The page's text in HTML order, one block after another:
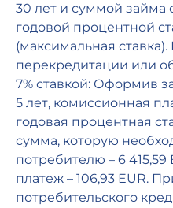
30 лет и суммой займа
годовой процентной
(максимальная
перекредитации или
7% ставкой: Оформив
5 лет, комиссионная
годовая процентная
сумма, которую
потребителю – 6
платеж – 106,93 EUR.
потребительского